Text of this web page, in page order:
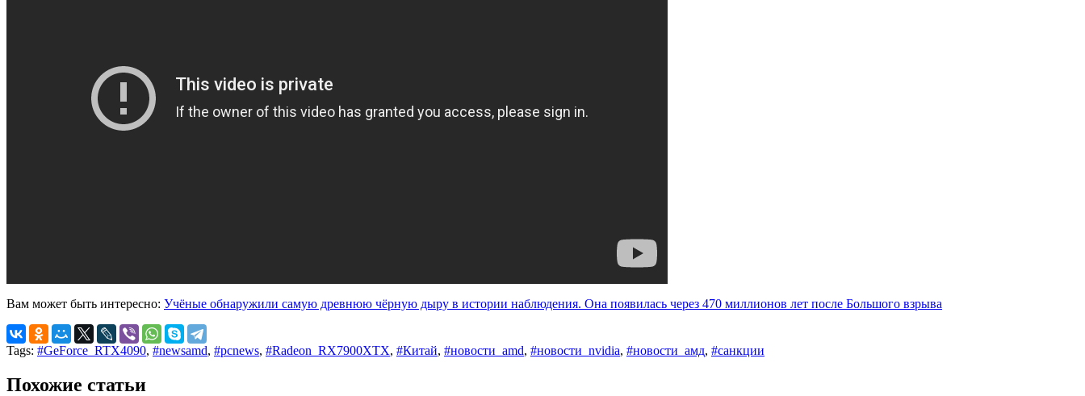
Вам может быть интересно: Учёные обнаружили самую древнюю чёрную дыру в истории наблюдения. Она появилась через 470 миллионов лет после Большого взрыва
Tags: #GeForce_RTX4090, #newsamd, #pcnews, #Radeon_RX7900XTX, #Китай, #новости_amd, #новости_nvidia, #новости_амд, #санкции
Похожие статьи